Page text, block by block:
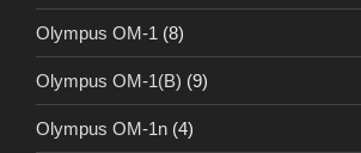
Olympus OM-1 (8)
Olympus OM-1(B) (9)
Olympus OM-1n (4)